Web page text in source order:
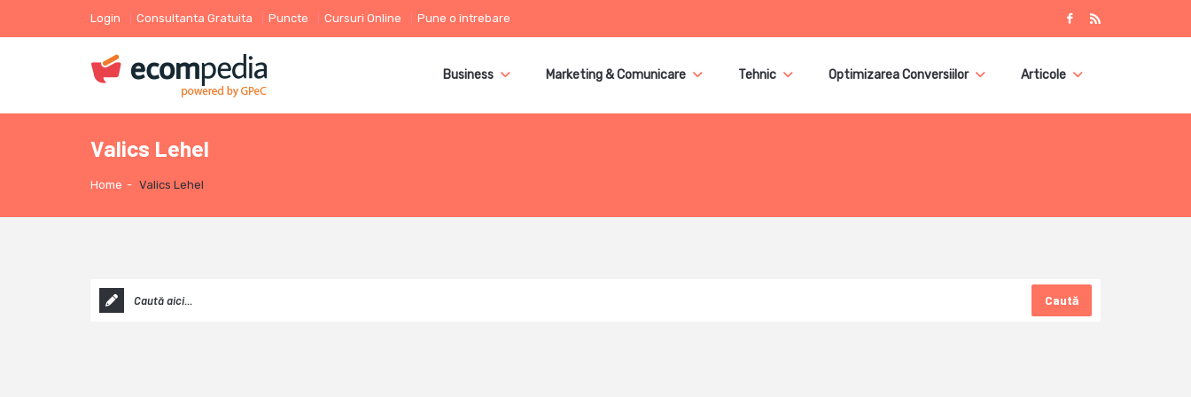
Login Consultanta Gratuita Puncte Cursuri Online Pune o întrebare
Business Marketing & Comunicare Tehnic Optimizarea Conversiilor Articole
Valics Lehel
Home - Valics Lehel
Caută